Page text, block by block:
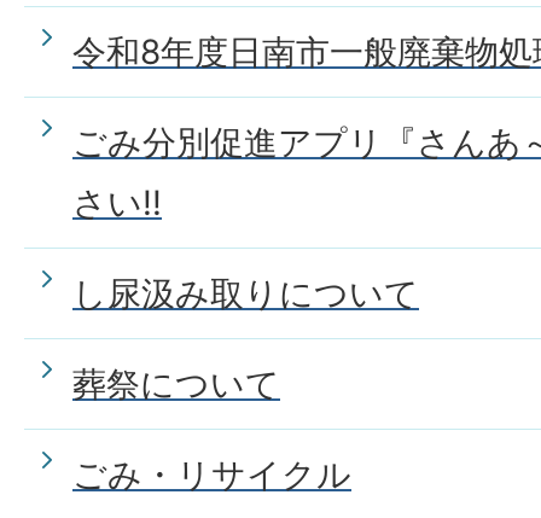
令和8年度日南市一般廃棄物
ごみ分別促進アプリ『さんあ
さい!!
し尿汲み取りについて
葬祭について
ごみ・リサイクル